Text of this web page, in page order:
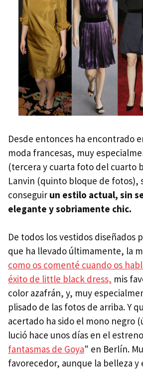
Desde entonces ha encontrado
moda francesas, muy
(tercera y cuarta foto del cuarto
Lanvin (quinto bloque de fotos),
conseguir un estilo actual, sin
elegante y sobriamente chic.
De todos los vestidos diseñados
que ha llevado últimamente, la
como os comenté cuando os
éxito de little black dress, mis
color azafrán, y, muy
plisado de las fotos de arriba. Y
acertado ha sido el mono negro
lució hace unos días en el
fantasmas de Goya" en Berlín.
favorecedor, aunque la belleza y